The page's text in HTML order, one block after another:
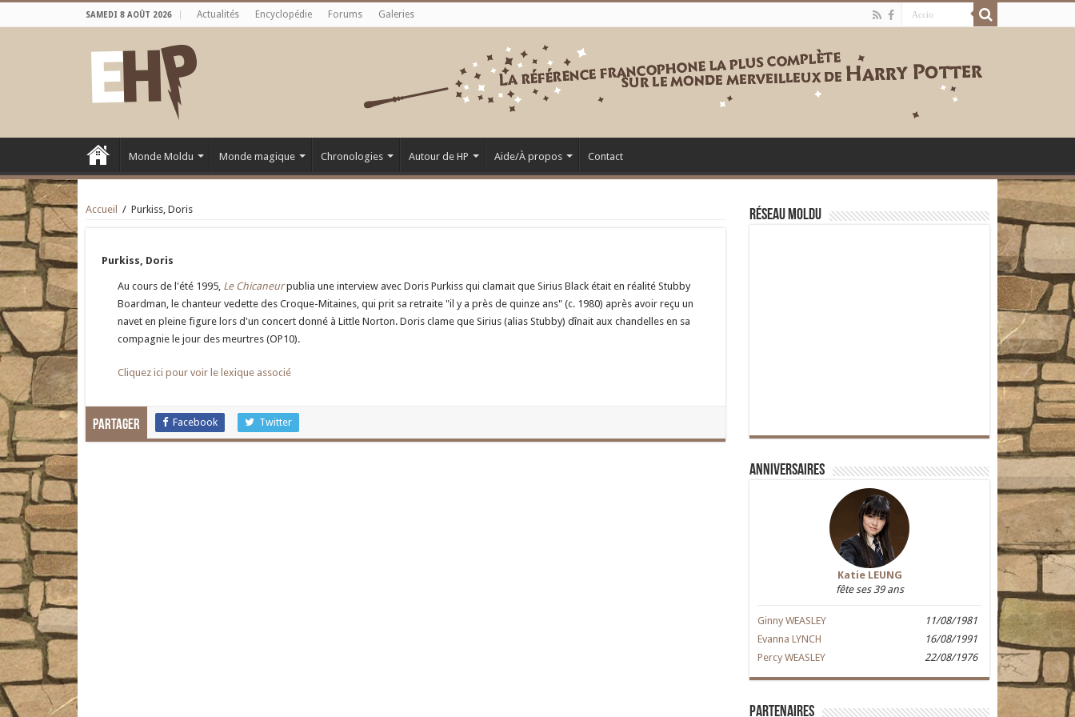
SAMEDI 8 AOÛT 2026 Actualités Encyclopédie Forums Galeries
Monde Moldu Monde magique Chronologies Autour de HP Aide/À propos Contact
Accueil / Purkiss, Doris
Purkiss, Doris
Au cours de l'été 1995, Le Chicaneurpublia une interview avec Doris Purkiss qui clamait que Sirius Black était en réalité Stubby
Boardman, le chanteur vedette des Croque-Mitaines, qui prit sa retraite "il y a près de quinze ans" (c. 1980) après avoir reçu un
navet en pleine figure lors d'un concert donné à Little Norton. Doris clame que Sirius (alias Stubby) dînait aux chandelles en sa
compagnie le jour des meurtres (OP10).
Cliquez ici pour voir le lexique associé
Partager Facebook Twitter
Réseau moldu
Anniversaires
Katie LEUNG
fête ses 39 ans
Ginny WEASLEY
11/08/1981
Evanna LYNCH
16/08/1991
Percy WEASLEY
22/08/1976
Partenaires